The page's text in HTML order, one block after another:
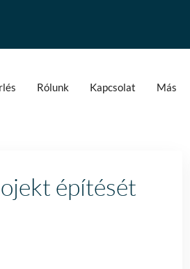
Rólunk Kapcsolat Más
építését